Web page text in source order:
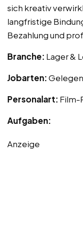
sich kreativ
langfristige
Bezahlung und
Branche: Lager &
Jobarten:
Personalart: Film-
Aufgaben:
Anzeige